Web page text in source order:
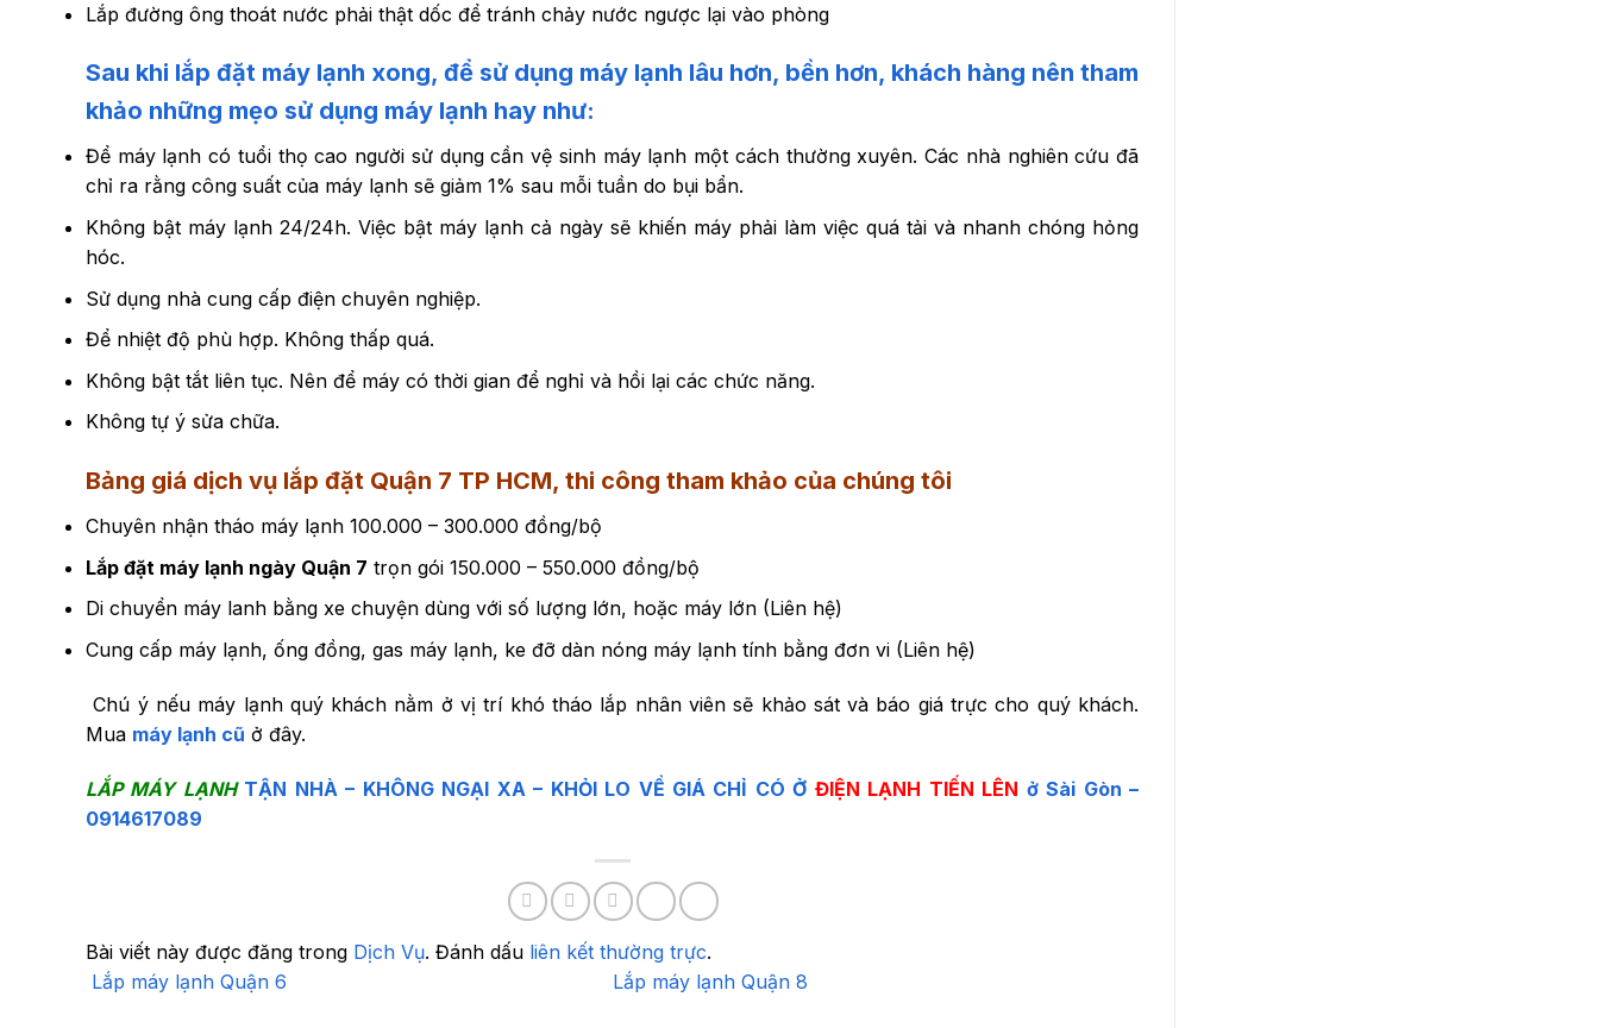
Lắp đường ông thoát nước phải thật dốc để tránh chảy nước ngược lại vào phòng
Sau khi lắp đặt máy lạnh xong, để sử dụng máy lạnh lâu hơn, bền hơn, khách hàng nên tham
khảo những mẹo sử dụng máy lạnh hay như:
Để máy lạnh có tuổi thọ cao người sử dụng cần vệ sinh máy lạnh một cách thường xuyên. Các nhà nghiên cứu đã
chỉ ra rằng công suất của máy lạnh sẽ giảm 1% sau mỗi tuần do bụi bẩn.
Không bật máy lạnh 24/24h. Việc bật máy lạnh cả ngày sẽ khiến máy phải làm việc quá tải và nhanh chóng hỏng
hóc.
Sử dụng nhà cung cấp điện chuyên nghiệp.
Để nhiệt độ phù hợp. Không thấp quá.
Không bật tắt liên tục. Nên để máy có thời gian để nghỉ và hồi lại các chức năng.
Không tự ý sửa chữa.
Bảng giá dịch vụ lắp đặt Quận 7 TP HCM, thi công tham khảo của chúng tôi
Chuyên nhận tháo máy lạnh 100.000 – 300.000 đồng/bộ
Lắp đặt máy lạnh ngày Quận 7 trọn gói 150.000 – 550.000 đồng/bộ
Di chuyển máy lanh bằng xe chuyện dùng với số lượng lớn, hoặc máy lớn (Liên hệ)
Cung cấp máy lạnh, ống đồng, gas máy lạnh, ke đỡ dàn nóng máy lạnh tính bằng đơn vi (Liên hệ)
Chú ý nếu máy lạnh quý khách nằm ở vị trí khó tháo lắp nhân viên sẽ khảo sát và báo giá trực cho quý khách.
Mua máy lạnh cũ ở đây.
LẮP MÁY LẠNH TẬN NHÀ – KHÔNG NGẠI XA – KHỎI LO VỀ GIÁ CHỈ CÓ Ở ĐIỆN LẠNH TIẾN LÊN ở Sài Gòn –
0914617089
Bài viết này được đăng trong Dịch Vụ. Đánh dấu liên kết thường trực.
Lắp máy lạnh Quận 6
Lắp máy lạnh Quận 8